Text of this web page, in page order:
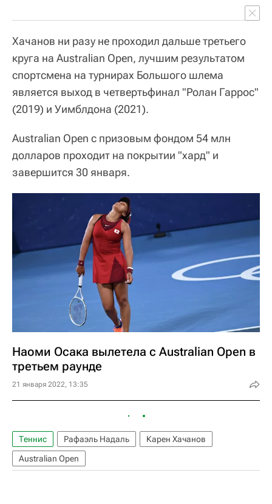
Хачанов ни разу не проходил дальше третьего
круга на Australian Open, лучшим результатом
спортсмена на турнирах Большого шлема
является выход в четвертьфинал "Ролан Гаррос"
(2019) и Уимблдона (2021).
Australian Open с призовым фондом 54 млн
долларов проходит на покрытии "хард" и
завершится 30 января.
Наоми Осака вылетела с Australian Open в
третьем раунде
21 января 2022, 13:35
Теннис Рафаэль Надаль
Карен Хачанов
Australian Open